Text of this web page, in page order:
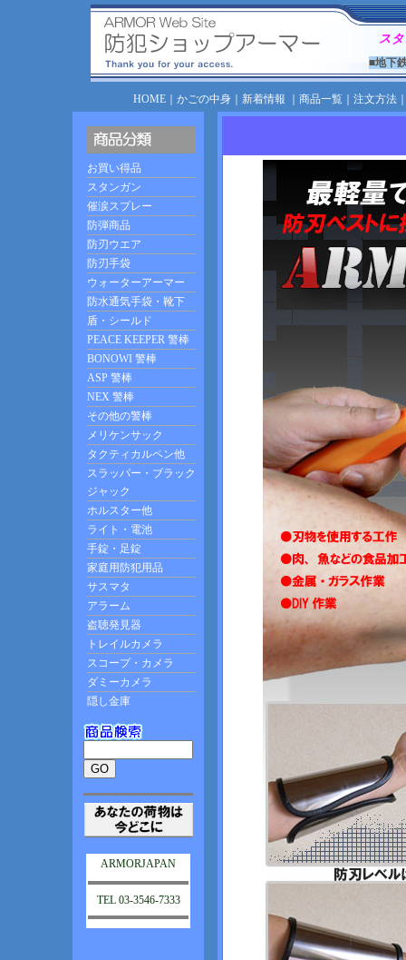
ス
■地下
HOME｜ かごの中身｜ 新着情報 商品一覧｜ 注文方法
ARMORJAPAN
TEL 03-3546-7333